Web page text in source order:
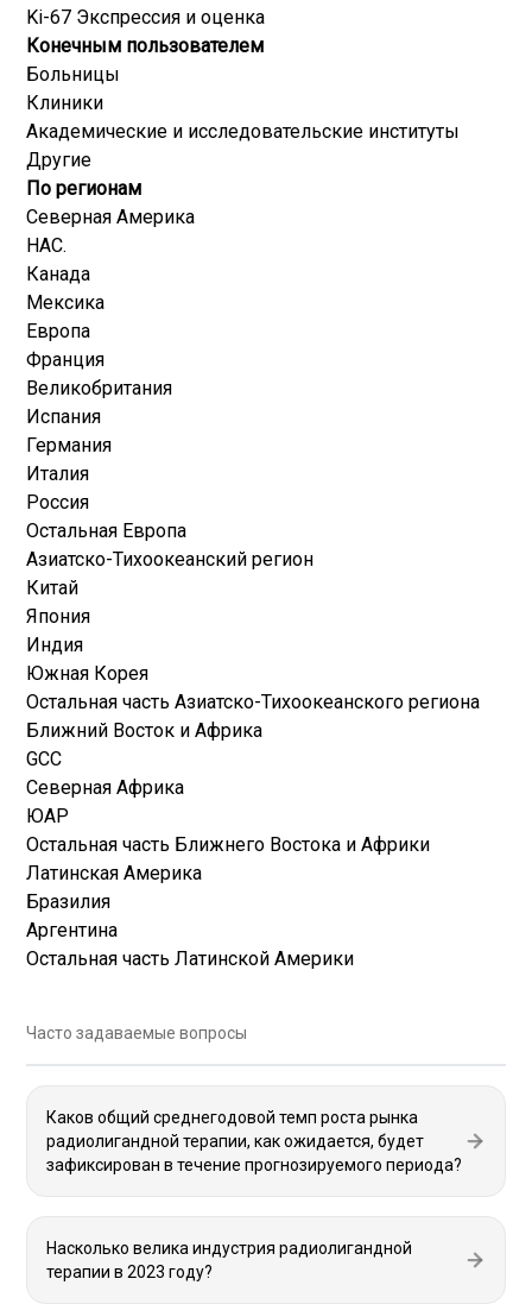
Ki-67 Экспрессия и оценка
Конечным пользователем
Больницы
Клиники
Академические и исследовательские институты
Другие
По регионам
Северная Америка
НАС.
Канада
Мексика
Европа
Франция
Великобритания
Испания
Германия
Италия
Россия
Остальная Европа
Азиатско-Тихоокеанский регион
Китай
Япония
Индия
Южная Корея
Остальная часть Азиатско-Тихоокеанского региона
Ближний Восток и Африка
GCC
Северная Африка
ЮАР
Остальная часть Ближнего Востока и Африки
Латинская Америка
Бразилия
Аргентина
Остальная часть Латинской Америки
Часто задаваемые вопросы
Каков общий среднегодовой темп роста рынка
радиолигандной терапии, как ожидается, будет
зафиксирован в течение прогнозируемого периода?
Насколько велика индустрия радиолигандной
терапии в 2023 году?